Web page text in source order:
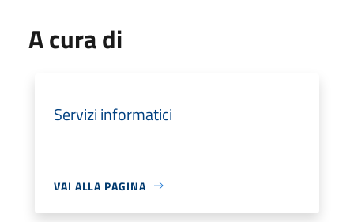
A cura di
Servizi informatici
VAI ALLA PAGINA